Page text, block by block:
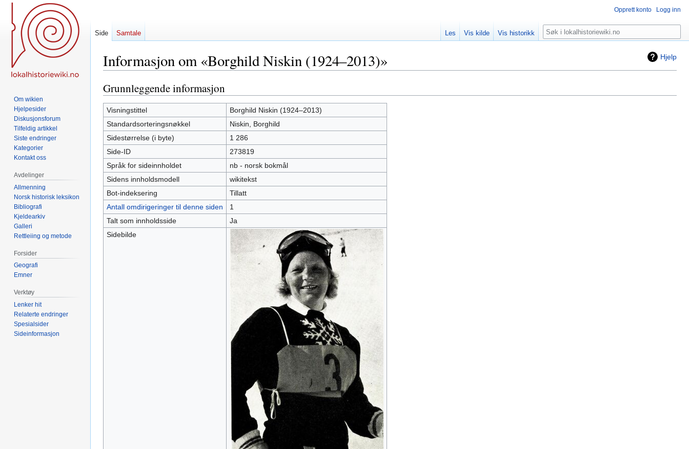
Hjelp
Informasjon om «Borghild Niskin (1924–2013)»
Hopp
til
navigering
Hopp
til
søk
Grunnleggende informasjon
Visningstittel
Borghild Niskin (1924–2013)
Standardsorteringsnøkkel
Niskin, Borghild
Sidestørrelse (i byte)
1 286
Side-ID
273819
Språk for sideinnholdet
nb - norsk bokmål
Sidens innholdsmodell
wikitekst
Bot-indeksering
Tillatt
Antall omdirigeringer til denne siden
1
Talt som innholdsside
Ja
Sidebilde
Opprett konto Logg inn
Side Samtale Les Vis kilde Vis historikk Søk
Om wikien
Hjelpesider
Diskusjonsforum
Tilfeldig artikkel
Siste endringer
Kategorier
Kontakt oss
Avdelinger
Allmenning
Norsk historisk leksikon
Bibliografi
Kjeldearkiv
Galleri
Rettleiing og metode
Forsider
Geografi
Emner
Verktøy
Lenker hit
Relaterte endringer
Spesialsider
Sideinformasjon